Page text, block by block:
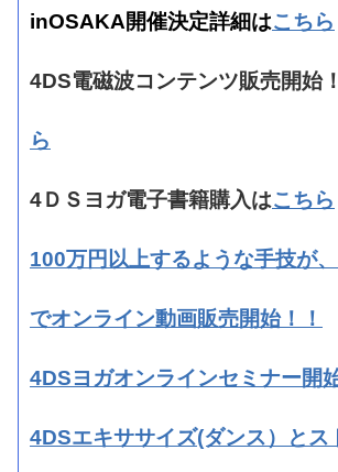
inOSAKA開催決定詳細はこちら
4DS電磁波コンテンツ販売開始
ら
4ＤＳヨガ電子書籍購入はこちら
100万円以上するような手技が
でオンライン動画販売開始！！
4DSヨガオンラインセミナー開
4DSエキササイズ(ダンス）とス